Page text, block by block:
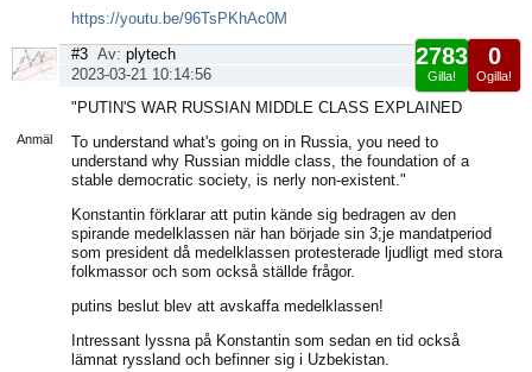
https://youtu.be/96TsPKhAc0M
Anmäl
0
Ogilla!
2783
Gilla!
#3 Av: plytech
2023-03-21 10:14:56
"PUTIN'S WAR RUSSIAN MIDDLE CLASS EXPLAINED
To understand what's going on in Russia, you need to
understand why Russian middle class, the foundation of a
stable democratic society, is nerly non-existent."
Konstantin förklarar att putin kände sig bedragen av den
spirande medelklassen när han började sin 3;je mandatperiod
som president då medelklassen protesterade ljudligt med stora
folkmassor och som också ställde frågor.
putins beslut blev att avskaffa medelklassen!
Intressant lyssna på Konstantin som sedan en tid också
lämnat ryssland och befinner sig i Uzbekistan.